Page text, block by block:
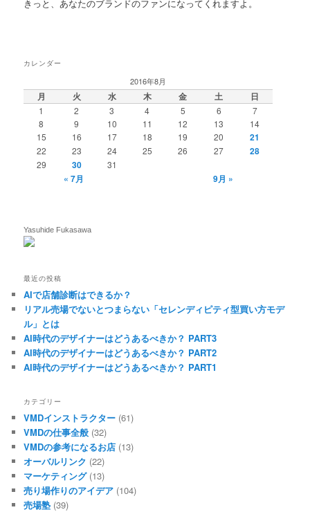
きっと、あなたのブランドのファンになってくれますよ。
カレンダー
2016年8月
月 火 水 木 金 土 日
1 2 3 4 5 6
7
8
9 10 11 12 13
14
15
16 17 18 19 20 21
22 23 24 25 26 27 28
29 30 31
« 7月 9月 »
Yasuhide Fukasawa
最近の投稿
AIで店舗診断はできるか？
リアル売場でないとつまらない「セレンディピティ型買い方モデ
ル」とは
AI時代のデザイナーはどうあるべきか？ PART3
AI時代のデザイナーはどうあるべきか？ PART2
AI時代のデザイナーはどうあるべきか？ PART1
カテゴリー
VMDインストラクター (61)
VMDの仕事全般 (32)
VMDの参考になるお店 (13)
オーバルリンク (22)
マーケティング(13)
売り場作りのアイデア (104)
売場塾 (39)